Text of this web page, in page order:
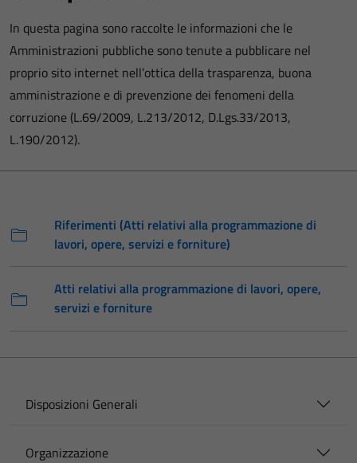
In questa pagina sono raccolte le informazioni che le
Amministrazioni pubbliche sono tenute a pubblicare nel
proprio sito internet nell’ottica della trasparenza, buona
amministrazione e di prevenzione dei fenomeni della
corruzione (L.69/2009, L.213/2012, D.Lgs.33/2013,
L.190/2012).
Riferimenti (Atti relativi alla programmazione di
lavori, opere, servizi e forniture)
Atti relativi alla programmazione di lavori, opere,
servizi e forniture
Disposizioni Generali
Organizzazione